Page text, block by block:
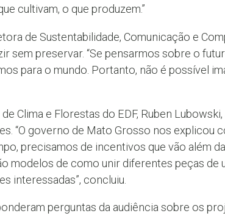
cultivam, o que produzem.”
de Sustentabilidade, Comunicação e
sem preservar. “Se pensarmos sobre o
para o mundo. Portanto, não é possível
Clima e Florestas do EDF, Ruben
“O governo de Mato Grosso nos explicou
precisamos de incentivos que vão além
modelos de como unir diferentes peças de
interessadas”, concluiu.
perguntas da audiência sobre os